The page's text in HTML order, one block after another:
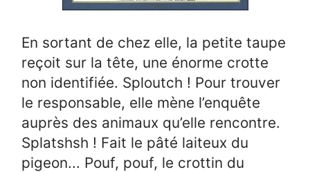
En sortant de chez elle, la petite taupe
reçoit sur la tête, une énorme crotte
non identifiée. Sploutch ! Pour trouver
le responsable, elle mène l’enquête
auprès des animaux qu’elle rencontre.
Splatshsh ! Fait le pâté laiteux du
pigeon... Pouf, pouf, le crottin du